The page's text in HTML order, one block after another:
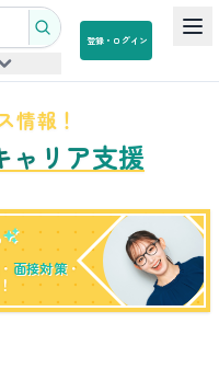
登録・ログイン
情報！
ャリア支援
・ 面接対策・